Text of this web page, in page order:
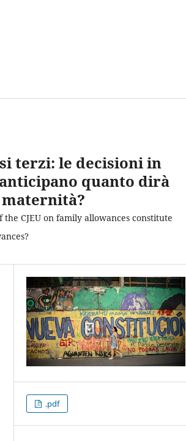
terzi: le decisioni in
quanto dirà
maternità?
CJEU on family allowances constitute
.pdf